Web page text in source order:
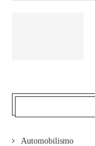
Automobilismo